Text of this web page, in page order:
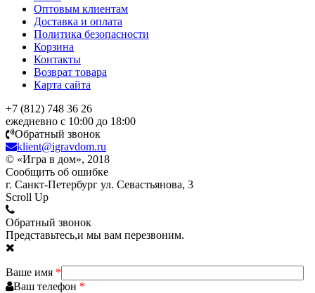
Оптовым клиентам
Доставка и оплата
Политика безопасности
Корзина
Контакты
Возврат товара
Карта сайта
+7 (812) 748 36 26
ежедневно с 10:00 до 18:00
Обратный звонок
klient@igravdom.ru
© «Игра в дом», 2018
Сообщить об ошибке
г. Санкт-Петербург ул. Севастьянова, 3
Scroll Up
Обратный звонок
Представьтесь,и мы вам перезвоним.
Ваше имя *
Ваш телефон *